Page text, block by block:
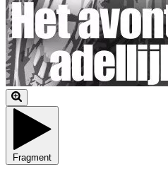
Fragment